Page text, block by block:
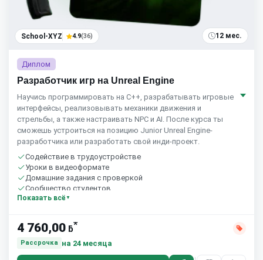
School-XYZ 4.9(36) 12 мес.
Диплом
Разработчик игр на Unreal Engine
Научись программировать на C++, разрабатывать игровые
интерфейсы, реализовывать механики движения и
стрельбы, а также настраивать NPC и AI. После курса ты
сможешь устроиться на позицию Junior Unreal Engine-
разработчика или разработать свой инди-проект.
Содействие в трудоустройстве
Уроки в видеоформате
Домашние задания с проверкой
Сообщество студентов
Показать всё
4 760,00 ƃ*
Рассрочка на 24 месяца